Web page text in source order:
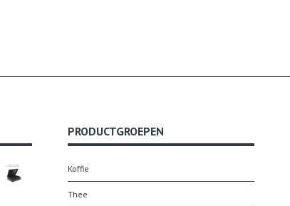
PRODUCTGROEPEN
Koffie
Thee